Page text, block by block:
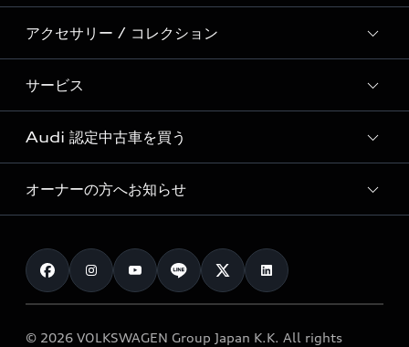
Audi Sport
Formula 1®
デジタルサービス
新車在庫検索
試乗車・展示車検索
見積もり依頼
試乗予約
モデル一覧
特別仕様モデル / 限定モデル
e-tronラインアップ
価格シミュレーション
車両比較
カタログ一覧
アクセサリー / コレクション
純正アクセサリー
オンラインショップ
Audi collection
アウディナビアプリ
サービス
サービス入庫予約
サービスプログラム
メンテナンス
車検 / 定期点検
e-tronアフターサポート
Audi 認定中古車を買う
Audi認定中古車
クオリティ
保証
メンテナンス
オーナーの方へお知らせ
お知らせ
オーナー様向けキャンペーン
© 2026 VOLKSWAGEN Group Japan K.K. All rights